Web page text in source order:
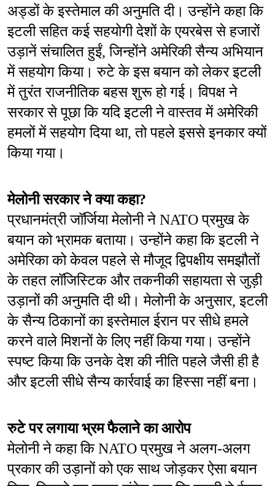
अड्डों के इस्तेमाल की अनुमति दी। उन्होंने कहा कि
इटली सहित कई सहयोगी देशों के एयरबेस से हजारों
उड़ानें संचालित हुईं, जिन्होंने अमेरिकी सैन्य अभियान
में सहयोग किया। रुटे के इस बयान को लेकर इटली
में तुरंत राजनीतिक बहस शुरू हो गई। विपक्ष ने
सरकार से पूछा कि यदि इटली ने वास्तव में अमेरिकी
हमलों में सहयोग दिया था, तो पहले इससे इनकार क्यों
किया गया।
मेलोनी सरकार ने क्या कहा?
प्रधानमंत्री जॉर्जिया मेलोनी ने NATO प्रमुख के
बयान को भ्रामक बताया। उन्होंने कहा कि इटली ने
अमेरिका को केवल पहले से मौजूद द्विपक्षीय समझौतों
के तहत लॉजिस्टिक और तकनीकी सहायता से जुड़ी
उड़ानों की अनुमति दी थी। मेलोनी के अनुसार, इटली
के सैन्य ठिकानों का इस्तेमाल ईरान पर सीधे हमले
करने वाले मिशनों के लिए नहीं किया गया। उन्होंने
स्पष्ट किया कि उनके देश की नीति पहले जैसी ही है
और इटली सीधे सैन्य कार्रवाई का हिस्सा नहीं बना।
रुटे पर लगाया भ्रम फैलाने का आरोप
मेलोनी ने कहा कि NATO प्रमुख ने अलग-अलग
प्रकार की उड़ानों को एक साथ जोड़कर ऐसा बयान